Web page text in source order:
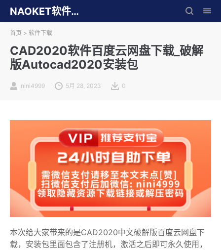
NAOKET软件库
首页 > 软件下载
CAD2020软件百度云网盘下载_破解
版Autocad2020安装包
nini4999 5月 28, 2023 0
本次给大家带来的是CAD2020中文破解版百度云网盘下
载，安装包里面包含了注册机，激活之后即可永久使用，